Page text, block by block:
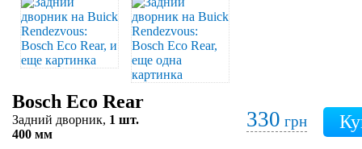
Bosch Eco Rear
Задний дворник, 1 шт.
400 мм
330 грн